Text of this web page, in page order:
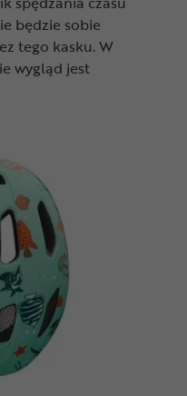
będzie sobie
tego kasku. W
wygląd jest